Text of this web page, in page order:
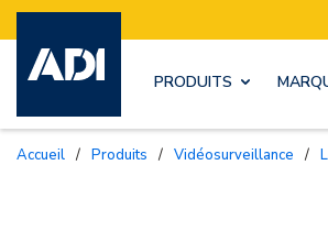
Information | Déménagement de
PRODUITS
Accueil / Produits / Vidéosurveillance /